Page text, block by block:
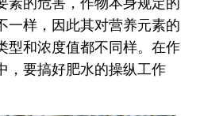
素的危害，作物本身规定的
一样，因此其对营养元素的
型和浓度值都不同样。在作
，要搞好肥水的操纵工作